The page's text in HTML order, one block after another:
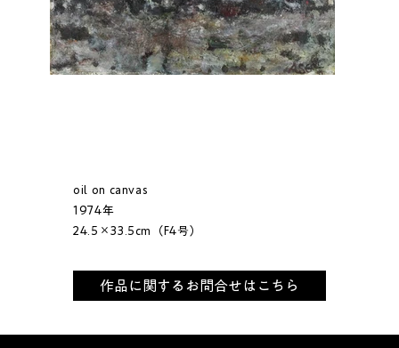
oil on canvas
1974年
24.5×33.5cm（F4号）
作品に関するお問合せはこちら